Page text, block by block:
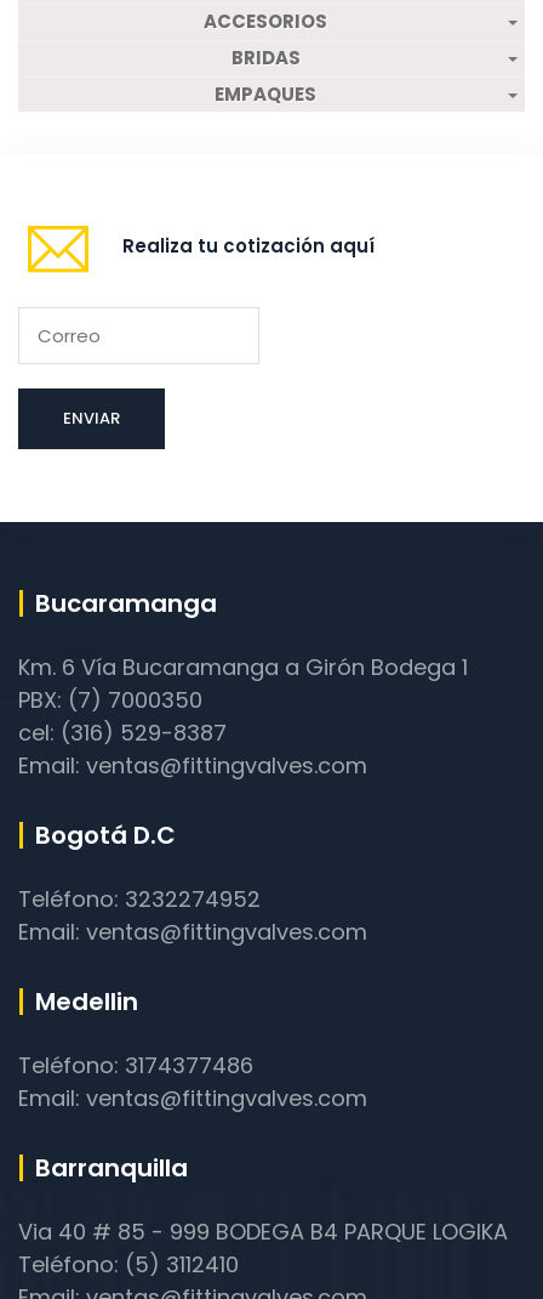
ACCESORIOS
BRIDAS
EMPAQUES
Realiza tu cotización aquí
Bucaramanga
Km. 6 Vía Bucaramanga a Girón Bodega 1
PBX: (7) 7000350
cel: (316) 529-8387
Email: ventas@fittingvalves.com
Bogotá D.C
Teléfono: 3232274952
Email: ventas@fittingvalves.com
Medellin
Teléfono: 3174377486
Email: ventas@fittingvalves.com
Barranquilla
Via 40 # 85 - 999 BODEGA B4 PARQUE LOGIKA
Teléfono: (5) 3112410